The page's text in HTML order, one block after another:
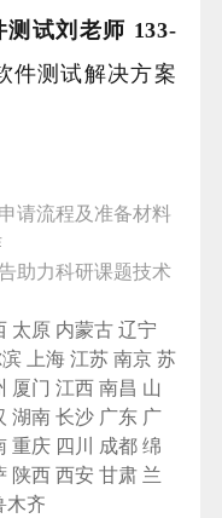
测试刘老师 133-
件测试解决方案
请流程及准备材料
助力科研课题技术
太原 内蒙古辽宁
上海江苏南京苏
厦门 江西南昌 山
湖南长沙 广东 广
重庆 四川 成都绵
陕西西安 甘肃 兰
木齐